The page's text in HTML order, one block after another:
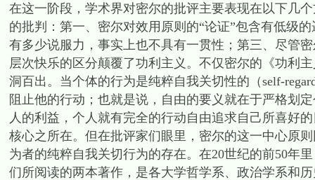
在这一阶段，学术界对密尔的批评主要表现在以下几
的批判：第一、密尔对效用原则的“论证”包含有低级
有多少说服力，事实上也不具有一贯性；第三、尽管
层次快乐的区分颠覆了功利主义。不仅密尔的《功利
洞百出。当个体的行为是纯粹自我关切性的（self-
阻止他的行动；也就是说，自由的要义就在于严格划
人的利益，个人就有完全的行动自由追求自己所喜好
核心之所在。但在批评家们眼里，密尔的这一中心原
为者的纯粹自我关切行为的存在。在20世纪的前50年
们所阅读的两本著作，是各大学哲学系、政治学系和